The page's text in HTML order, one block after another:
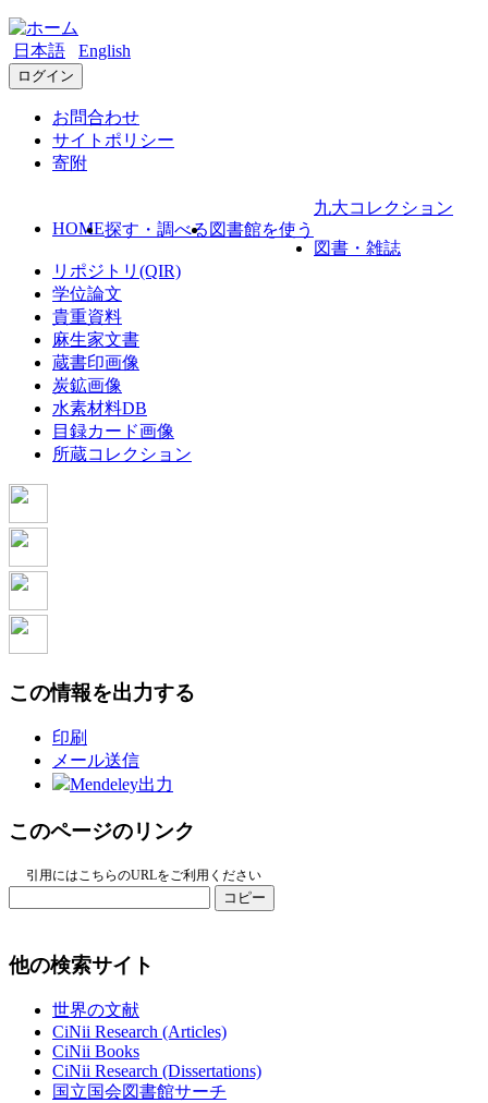
日本語 English
ログイン
お問合わせ
サイトポリシー
寄附
HOME探す・調べる 図書館を使う
九大コレクション
図書・雑誌
リポジトリ(QIR)
学位論文
貴重資料
麻生家文書
蔵書印画像
炭鉱画像
水素材料DB
目録カード画像
所蔵コレクション
この情報を出力する
印刷
メール送信
Mendeley出力
このページのリンク
引用にはこちらのURLをご利用ください
コピー
他の検索サイト
世界の文献
CiNii Research (Articles)
CiNii Books
CiNii Research (Dissertations)
国立国会図書館サーチ